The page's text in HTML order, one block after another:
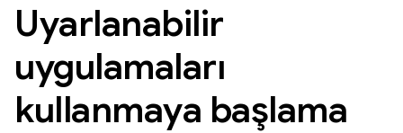
Uyarlanabilir
uygulamaları
kullanmaya başlama